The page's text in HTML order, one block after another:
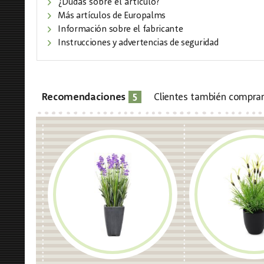
¿Dudas sobre el artículo?
Más artículos de Europalms
Información sobre el fabricante
Instrucciones y advertencias de seguridad
Recomendaciones 5 Clientes también